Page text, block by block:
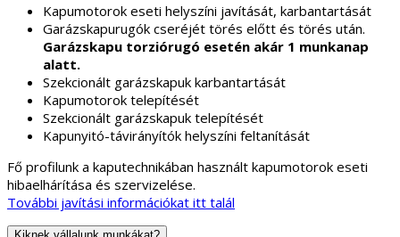
Kapumotorok eseti helyszíni javítását, karbantartását
Garázskapurugók cseréjét törés előtt és törés után.
Garázskapu torziórugó esetén akár 1 munkanap
alatt.
Szekcionált garázskapuk karbantartását
Kapumotorok telepítését
Szekcionált garázskapuk telepítését
Kapunyitó-távirányítók helyszíni feltanítását
Fő profilunk a kaputechnikában használt kapumotorok eseti
hibaelhárítása és szervizelése.
További javítási információkat itt talál